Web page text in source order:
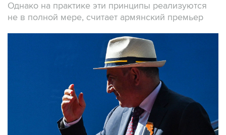
Однако на практике эти принципы реализуются
не в полной мере, считает армянский премьер